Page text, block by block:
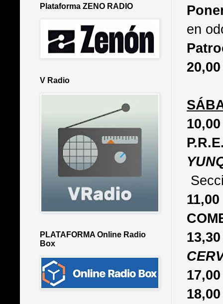
en
Plataforma ZENO RADIO
V Radio
PLATAFORMA Online Radio
Box